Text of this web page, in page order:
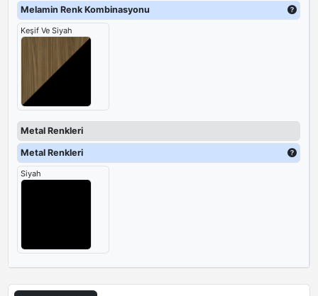
Melamin Renk Kombinasyonu
Keşif Ve Siyah
Metal Renkleri
Metal Renkleri
Siyah